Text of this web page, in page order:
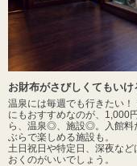
お財布がさびしくてもい
温泉には毎週でも行きたい
にもおすすめなのが、1,000
ら、温泉◎、施設◎。入館料
ぶらで楽しめる施設も。
土日祝日や特定日、深夜な
おくのがいいでしょう。